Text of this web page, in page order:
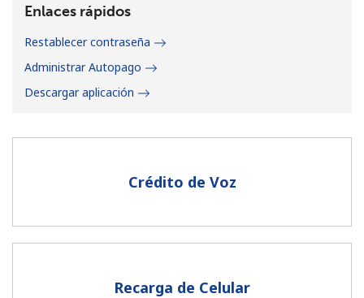
Un caracter especial
Crédito de Voz
Recarga de Celular
Enlaces rápidos
Restablecer contraseña
Administrar Autopago
Descargar aplicación